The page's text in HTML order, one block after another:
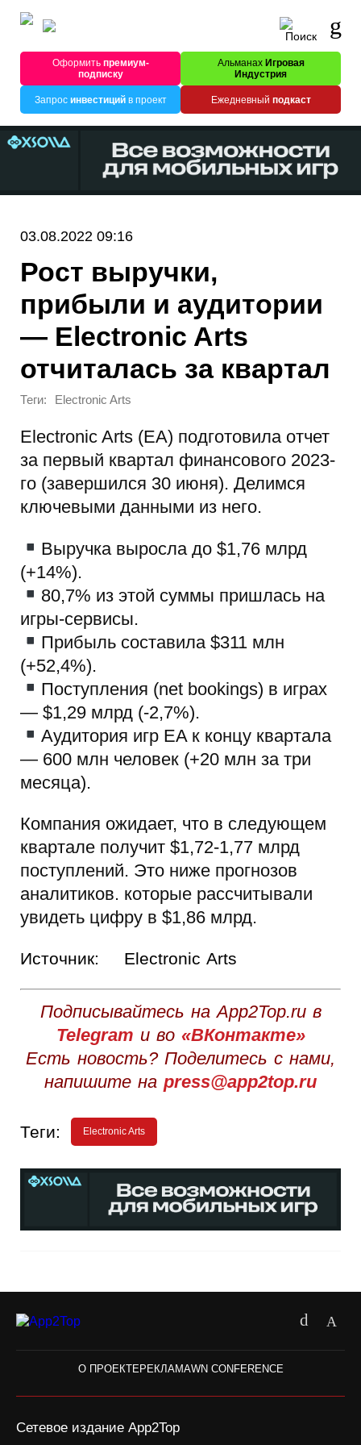
Оформитьпремиум-
подписку
Альманах Игровая
Индустрия
Запрос инвестицийв проект Ежедневный подкаст
03.08.2022 09:16
Рост выручки,
прибыли и аудитории
— Electronic Arts
отчиталась за квартал
Теги: Electronic Arts
Electronic Arts (EA) подготовила отчет
за первый квартал финансового 2023-
го (завершился 30 июня). Делимся
ключевыми данными из него.
Выручка выросла до $1,76 млрд
(+14%).
80,7% из этой суммы пришлась на
игры-сервисы.
Прибыль составила $311 млн
(+52,4%).
Поступления (net bookings) в играх
— $1,29 млрд (-2,7%).
Аудитория игр EA к концу квартала
— 600 млн человек (+20 млн за три
месяца).
Компания ожидает, что в следующем
квартале получит $1,72-1,77 млрд
поступлений. Это ниже прогнозов
аналитиков. которые рассчитывали
увидеть цифру в $1,86 млрд.
Источник: Electronic Arts
Подписывайтесь на App2Top.ru в
Telegram и во «ВКонтакте»
Есть новость? Поделитесь с нами,
напишите на press@app2top.ru
Теги: Electronic Arts
О ПРОЕКТЕРЕКЛАМАWN CONFERENCE
Сетевое издание App2Top